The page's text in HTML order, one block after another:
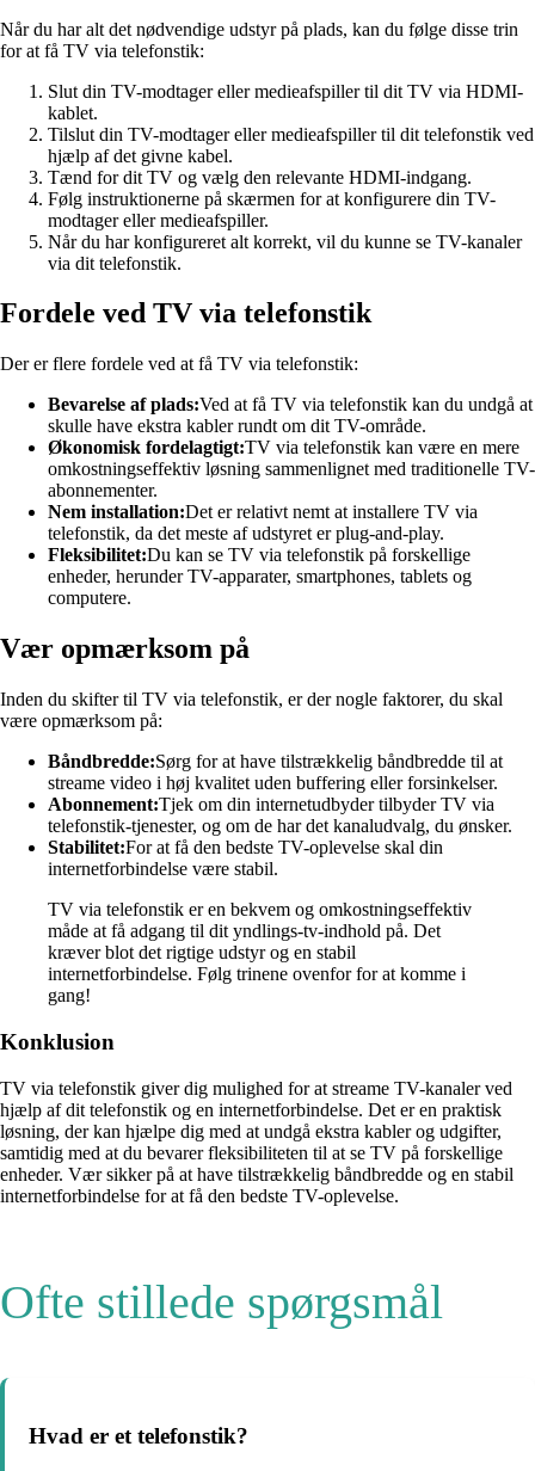
Når du har alt det nødvendige udstyr på plads, kan du følge disse trin
for at få TV via telefonstik:
Slut din TV-modtager eller medieafspiller til dit TV via HDMI-
kablet.
Tilslut din TV-modtager eller medieafspiller til dit telefonstik ved
hjælp af det givne kabel.
Tænd for dit TV og vælg den relevante HDMI-indgang.
Følg instruktionerne på skærmen for at konfigurere din TV-
modtager eller medieafspiller.
Når du har konfigureret alt korrekt, vil du kunne se TV-kanaler
via dit telefonstik.
Fordele ved TV via telefonstik
Der er flere fordele ved at få TV via telefonstik:
Bevarelse af plads:Ved at få TV via telefonstik kan du undgå at
skulle have ekstra kabler rundt om dit TV-område.
Økonomisk fordelagtigt:TV via telefonstik kan være en mere
omkostningseffektiv løsning sammenlignet med traditionelle TV-
abonnementer.
Nem installation:Det er relativt nemt at installere TV via
telefonstik, da det meste af udstyret er plug-and-play.
Fleksibilitet:Du kan se TV via telefonstik på forskellige
enheder, herunder TV-apparater, smartphones, tablets og
computere.
Vær opmærksom på
Inden du skifter til TV via telefonstik, er der nogle faktorer, du skal
være opmærksom på:
Båndbredde:Sørg for at have tilstrækkelig båndbredde til at
streame video i høj kvalitet uden buffering eller forsinkelser.
Abonnement:Tjek om din internetudbyder tilbyder TV via
telefonstik-tjenester, og om de har det kanaludvalg, du ønsker.
Stabilitet:For at få den bedste TV-oplevelse skal din
internetforbindelse være stabil.
TV via telefonstik er en bekvem og omkostningseffektiv
måde at få adgang til dit yndlings-tv-indhold på. Det
kræver blot det rigtige udstyr og en stabil
internetforbindelse. Følg trinene ovenfor for at komme i
gang!
Konklusion
TV via telefonstik giver dig mulighed for at streame TV-kanaler ved
hjælp af dit telefonstik og en internetforbindelse. Det er en praktisk
løsning, der kan hjælpe dig med at undgå ekstra kabler og udgifter,
samtidig med at du bevarer fleksibiliteten til at se TV på forskellige
enheder. Vær sikker på at have tilstrækkelig båndbredde og en stabil
internetforbindelse for at få den bedste TV-oplevelse.
Ofte stillede spørgsmål
Hvad er et telefonstik?